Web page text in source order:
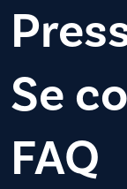
Se
FAQ